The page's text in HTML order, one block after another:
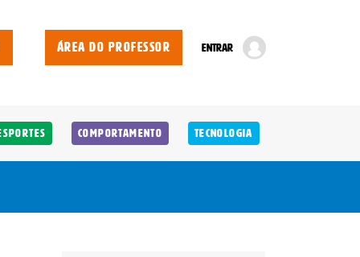
ÁREA DO PROFESSOR ENTRAR
Comportamento Tecnologia